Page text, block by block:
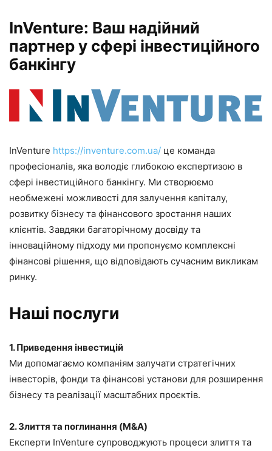
InVenture: Ваш надійний
партнер у сфері інвестиційного
банкінгу
InVenture https://inventure.com.ua/ це команда
професіоналів, яка володіє глибокою експертизою в
сфері інвестиційного банкінгу. Ми створюємо
необмежені можливості для залучення капіталу,
розвитку бізнесу та фінансового зростання наших
клієнтів. Завдяки багаторічному досвіду та
інноваційному підходу ми пропонуємо комплексні
фінансові рішення, що відповідають сучасним викликам
ринку.
Наші послуги
1. Приведення інвестицій
Ми допомагаємо компаніям залучати стратегічних
інвесторів, фонди та фінансові установи для розширення
бізнесу та реалізації масштабних проєктів.
2. Злиття та поглинання (M&A)
Експерти InVenture супроводжують процеси злиття та